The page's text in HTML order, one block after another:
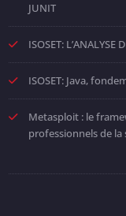
JUNIT
ISOSET: L’ANALYSE
ISOSET: Java,
Metasploit : le
professionnels de la